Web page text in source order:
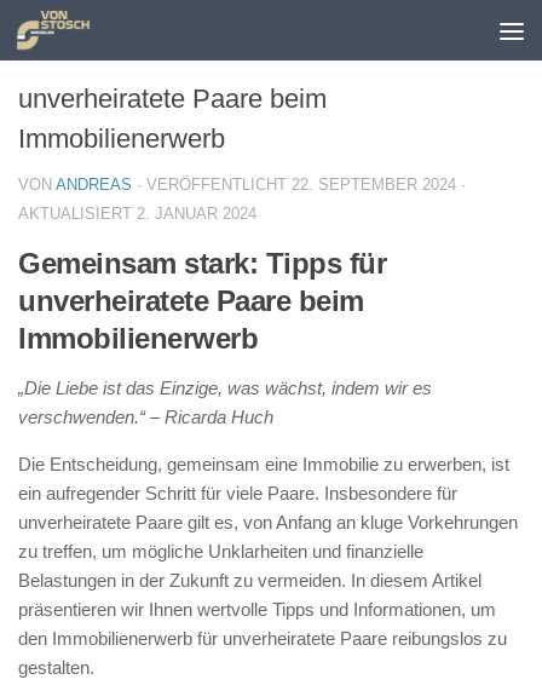
Zum Inhalt springen
unverheiratete Paare beim
Immobilienerwerb
VON ANDREAS · VERÖFFENTLICHT 22. SEPTEMBER 2024 ·
AKTUALISIERT 2. JANUAR 2024
Gemeinsam stark: Tipps für
unverheiratete Paare beim
Immobilienerwerb
„Die Liebe ist das Einzige, was wächst, indem wir es
verschwenden.“ – Ricarda Huch
Die Entscheidung, gemeinsam eine Immobilie zu erwerben, ist
ein aufregender Schritt für viele Paare. Insbesondere für
unverheiratete Paare gilt es, von Anfang an kluge Vorkehrungen
zu treffen, um mögliche Unklarheiten und finanzielle
Belastungen in der Zukunft zu vermeiden. In diesem Artikel
präsentieren wir Ihnen wertvolle Tipps und Informationen, um
den Immobilienerwerb für unverheiratete Paare reibungslos zu
gestalten.